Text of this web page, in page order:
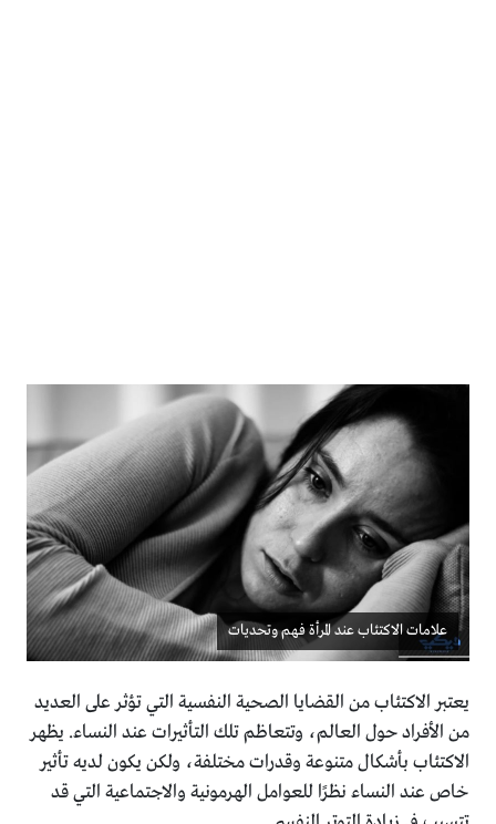
علامات الاكتئاب عند المرأة فهم وتحديات
يعتبر الاكتئاب من القضايا الصحية النفسية التي تؤثر على العديد
من الأفراد حول العالم، وتتعاظم تلك التأثيرات عند النساء. يظهر
الاكتئاب بأشكال متنوعة وقدرات مختلفة، ولكن يكون لديه تأثير
خاص عند النساء نظرًا للعوامل الهرمونية والاجتماعية التي قد